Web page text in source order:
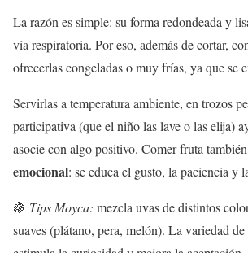
La razón es simple: su forma redondeada y
vía respiratoria. Por eso, además de cortar,
ofrecerlas congeladas o muy frías, ya que se
Servirlas a temperatura ambiente, en trozos
participativa (que el niño las lave o las elija)
asocie con algo positivo. Comer fruta
emocional: se educa el gusto, la paciencia y
🍇 Tips Moyca: mezcla uvas de distintos
suaves (plátano, pera, melón). La variedad